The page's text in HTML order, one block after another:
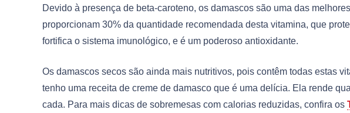
Devido à presença de beta-caroteno, os damascos são uma das
proporcionam 30% da quantidade recomendada desta vitamina, que
fortifica o sistema imunológico, e é um poderoso antioxidante.
Os damascos secos são ainda mais nutritivos, pois contêm todas estas
tenho uma receita de creme de damasco que é uma delícia. Ela rende
cada. Para mais dicas de sobremesas com calorias reduzidas, confira os